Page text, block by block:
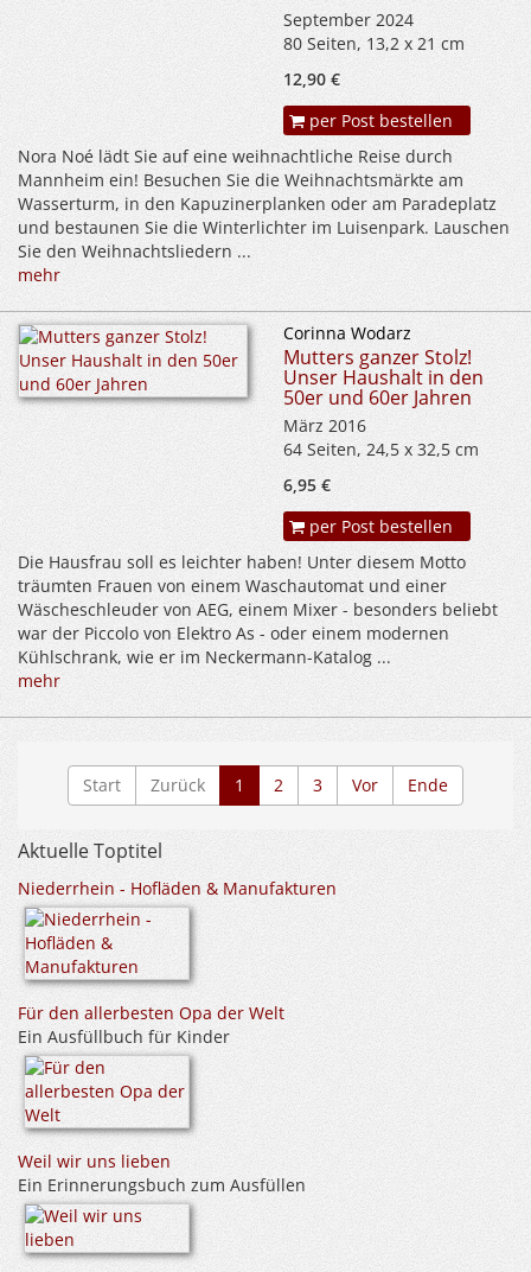
September 2024
80 Seiten, 13,2 x 21 cm
12,90 €
per Post bestellen
Nora Noé lädt Sie auf eine weihnachtliche Reise durch
Mannheim ein! Besuchen Sie die Weihnachtsmärkte am
Wasserturm, in den Kapuzinerplanken oder am Paradeplatz
und bestaunen Sie die Winterlichter im Luisenpark. Lauschen
Sie den Weihnachtsliedern ...
mehr
Corinna Wodarz
Mutters ganzer Stolz!
Unser Haushalt in den
50er und 60er Jahren
März 2016
64 Seiten, 24,5 x 32,5 cm
6,95 €
per Post bestellen
Die Hausfrau soll es leichter haben! Unter diesem Motto
träumten Frauen von einem Waschautomat und einer
Wäscheschleuder von AEG, einem Mixer - besonders beliebt
war der Piccolo von Elektro As - oder einem modernen
Kühlschrank, wie er im Neckermann-Katalog ...
mehr
Start Zurück 1 2 3 Vor Ende
Aktuelle Toptitel
Niederrhein - Hofläden & Manufakturen
Für den allerbesten Opa der Welt
Ein Ausfüllbuch für Kinder
Weil wir uns lieben
Ein Erinnerungsbuch zum Ausfüllen